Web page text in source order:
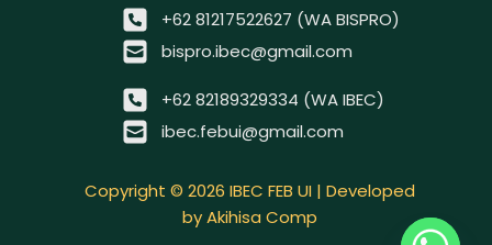
+62 81217522627 (WA BISPRO)
bispro.ibec@gmail.com
+62 82189329334 (WA IBEC)
ibec.febui@gmail.com
Copyright © 2026 IBEC FEB UI | Developed
by Akihisa Comp